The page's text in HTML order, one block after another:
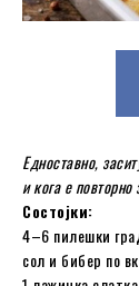
Едноставно,
и кога е повторно
Состојки:
4–6 пилешки
сол и бибер по